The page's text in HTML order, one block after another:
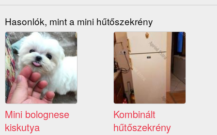
Hasonlók, mint a mini hűtőszekrény
Mini bolognese
kiskutya
Kombinált
hűtőszekrény